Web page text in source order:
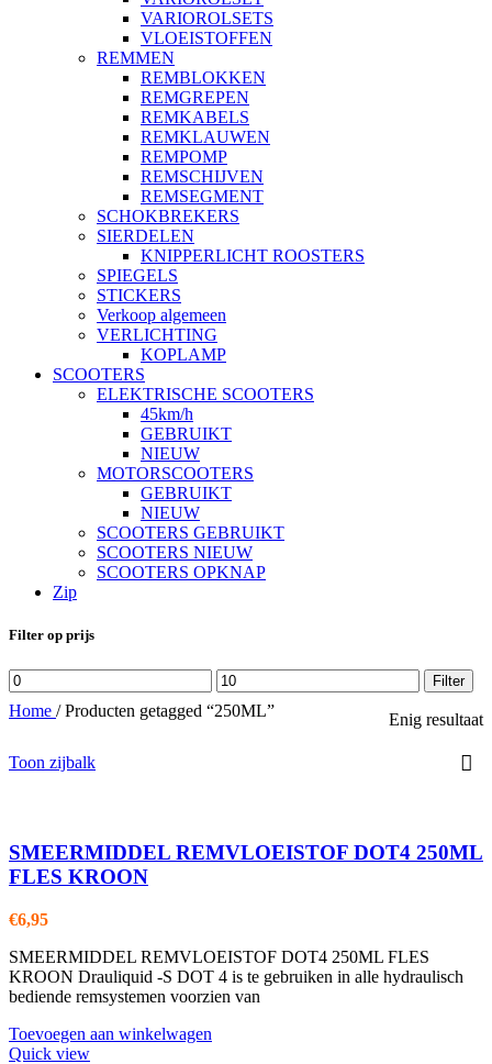
VARIOROLSETS
VLOEISTOFFEN
REMMEN
REMBLOKKEN
REMGREPEN
REMKABELS
REMKLAUWEN
REMPOMP
REMSCHIJVEN
REMSEGMENT
SCHOKBREKERS
SIERDELEN
KNIPPERLICHT ROOSTERS
SPIEGELS
STICKERS
Verkoop algemeen
VERLICHTING
KOPLAMP
SCOOTERS
ELEKTRISCHE SCOOTERS
45km/h
GEBRUIKT
NIEUW
MOTORSCOOTERS
GEBRUIKT
NIEUW
SCOOTERS GEBRUIKT
SCOOTERS NIEUW
SCOOTERS OPKNAP
Zip
Filter op prijs
Min.
prijs
Max.
prijs
Filter
Home / Producten getagged “250ML” Enig resultaat
Toon zijbalk
SMEERMIDDEL REMVLOEISTOF DOT4 250ML
FLES KROON
€6,95
SMEERMIDDEL REMVLOEISTOF DOT4 250ML FLES
KROON Drauliquid -S DOT 4 is te gebruiken in alle hydraulisch
bediende remsystemen voorzien van
Toevoegen aan winkelwagen
Quick view